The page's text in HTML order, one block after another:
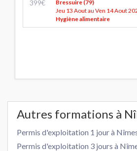
399€
Bressuire (79)
Jeu 13 Aout au Ven 14 Aout
Hygiène alimentaire
Autres formations à
Permis d'exploitation 1 jour à
Permis d'exploitation 3 jours à